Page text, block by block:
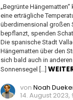
„Begrünte
eine erträgliche
überdimensional großen
bepflanzt, spenden
Die spanische Stadt
Hängematten über den
sich bald auch in
Sonnensegel […]
von Noah
14. August 2023,